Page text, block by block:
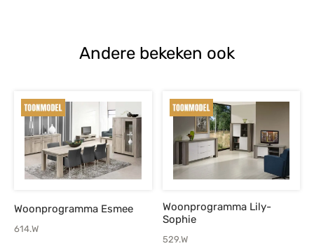
Andere bekeken ook
Woonprogramma Esmee
614.W
Woonprogramma Lily-
Sophie
529.W